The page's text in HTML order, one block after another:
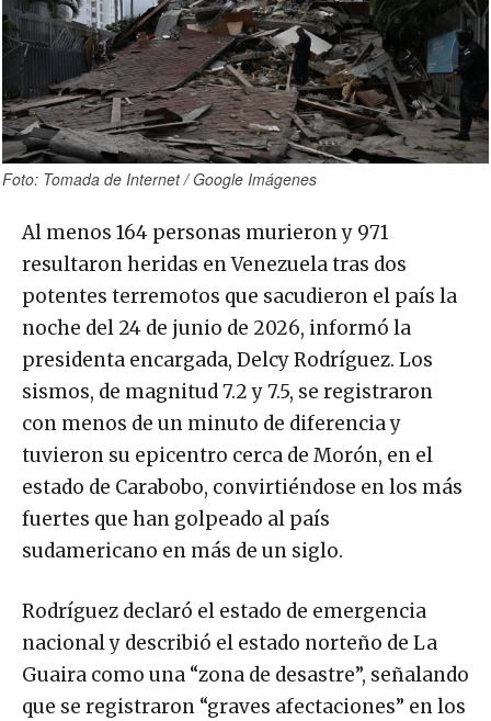
Foto: Tomada de Internet / Google Imágenes
Al menos 164 personas murieron y 971
resultaron heridas en Venezuela tras dos
potentes terremotos que sacudieron el país la
noche del 24 de junio de 2026, informó la
presidenta encargada, Delcy Rodríguez. Los
sismos, de magnitud 7.2 y 7.5, se registraron
con menos de un minuto de diferencia y
tuvieron su epicentro cerca de Morón, en el
estado de Carabobo, convirtiéndose en los más
fuertes que han golpeado al país
sudamericano en más de un siglo.
Rodríguez declaró el estado de emergencia
nacional y describió el estado norteño de La
Guaira como una “zona de desastre”, señalando
que se registraron “graves afectaciones” en los